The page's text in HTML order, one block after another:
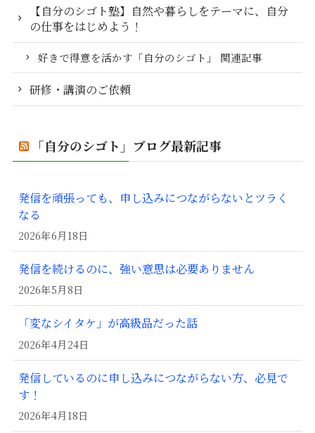
【自分のシゴト塾】自然や暮らしをテーマに、自分
の仕事をはじめよう！
好きで得意を活かす「自分のシゴト」 関連記事
研修・講演のご依頼
「自分のシゴト」ブログ最新記事
発信を頑張っても、申し込みにつながらないとツラく
なる
2026年6月18日
発信を続けるのに、強い意思は必要ありません
2026年5月8日
「変なシイタケ」が高級品だった話
2026年4月24日
発信しているのに申し込みにつながらない方、必見で
す！
2026年4月18日